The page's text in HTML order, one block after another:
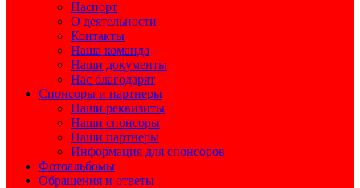
Паспорт
О деятельности
Контакты
Наша команда
Наши документы
Нас благодарят
Спонсоры и партнеры
Наши реквизиты
Наши спонсоры
Наши партнеры
Информация для спонсоров
Фотоальбомы
Обращения и ответы